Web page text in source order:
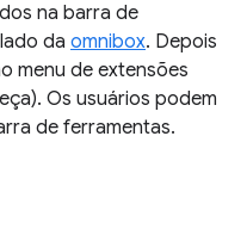
na barra de
da omnibox. Depois
menu de extensões
Os usuários podem
de ferramentas.